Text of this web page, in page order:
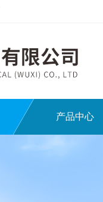
产品中心